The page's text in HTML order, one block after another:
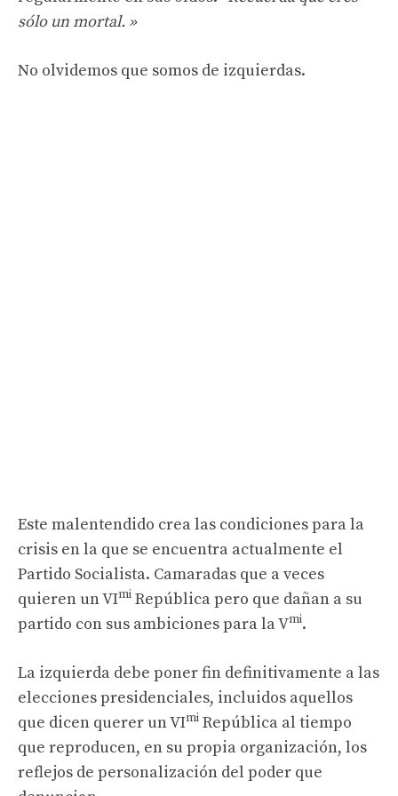
sólo un mortal. »
No olvidemos que somos de izquierdas.
Este malentendido crea las condiciones para la
crisis en la que se encuentra actualmente el
Partido Socialista. Camaradas que a veces
quieren un VImi República pero que dañan a su
partido con sus ambiciones para la Vmi.
La izquierda debe poner fin definitivamente a las
elecciones presidenciales, incluidos aquellos
que dicen querer un VImi República al tiempo
que reproducen, en su propia organización, los
reflejos de personalización del poder que